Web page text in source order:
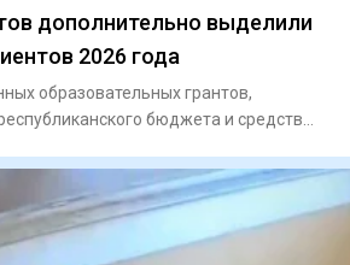
дополнительно выделили
2026 года
образовательных грантов,
бюджета и средств